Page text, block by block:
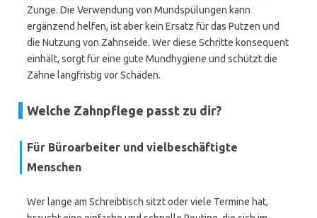
Zunge. Die Verwendung von Mundspülungen kann
ergänzend helfen, ist aber kein Ersatz für das Putzen und
die Nutzung von Zahnseide. Wer diese Schritte konsequent
einhält, sorgt für eine gute Mundhygiene und schützt die
Zähne langfristig vor Schäden.
Welche Zahnpflege passt zu dir?
Für Büroarbeiter und vielbeschäftigte
Menschen
Wer lange am Schreibtisch sitzt oder viele Termine hat,